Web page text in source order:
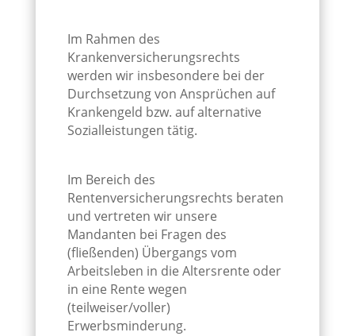
Im Rahmen des
Krankenversicherungsrechts
werden wir insbesondere bei der
Durchsetzung von Ansprüchen auf
Krankengeld bzw. auf alternative
Sozialleistungen tätig.
Im Bereich des
Rentenversicherungsrechts beraten
und vertreten wir unsere
Mandanten bei Fragen des
(fließenden) Übergangs vom
Arbeitsleben in die Altersrente oder
in eine Rente wegen
(teilweiser/voller)
Erwerbsminderung.